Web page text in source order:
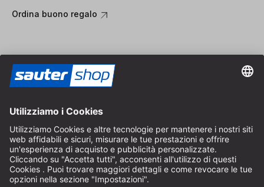
Ordina buono regalo
Ordinate gratuitamente il catalogo sautershop e scoprite la
nostra gamma completa.
Ordina catalogo
Pagamento